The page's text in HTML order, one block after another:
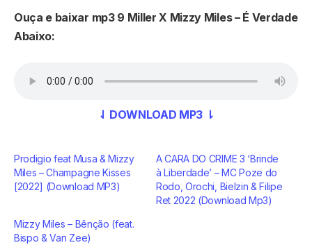
Ouça e baixar mp3 9 Miller X Mizzy Miles – É Verdade
Abaixo:
⇃ DOWNLOAD MP3 ⇂
Prodigio feat Musa & Mizzy
Miles – Champagne Kisses
[2022] (Download MP3)
A CARA DO CRIME 3 ‘Brinde
à Liberdade’ – MC Poze do
Rodo, Orochi, Bielzin & Filipe
Ret 2022 (Download Mp3)
Mizzy Miles – Bênção (feat.
Bispo & Van Zee)